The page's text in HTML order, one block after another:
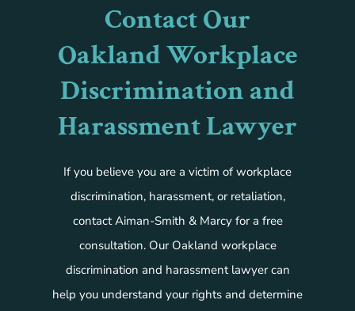
Contact Our
Oakland Workplace
Discrimination and
Harassment Lawyer
If you believe you are a victim of workplace
discrimination, harassment, or retaliation,
contact Aiman-Smith & Marcy for a free
consultation. Our Oakland workplace
discrimination and harassment lawyer can
help you understand your rights and determine